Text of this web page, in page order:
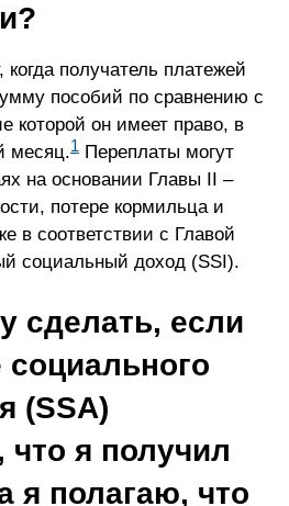
когда получатель платежей
пособий по сравнению с
которой он имеет право, в
месяц.1 Переплаты могут
на основании Главы II –
потере кормильца и
в соответствии с Главой
социальный доход (SSI).
сделать, если
(SSA)
что я получил
я полагаю, что